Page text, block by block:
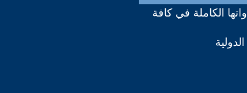
الكاملة في كافة